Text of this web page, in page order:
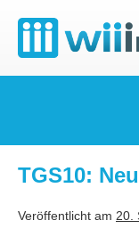
Inhalt
springen
TGS10:
Veröffentlicht am 20.